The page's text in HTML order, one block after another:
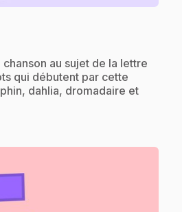
chanson au sujet de la lettre
qui débutent par cette
dahlia, dromadaire et